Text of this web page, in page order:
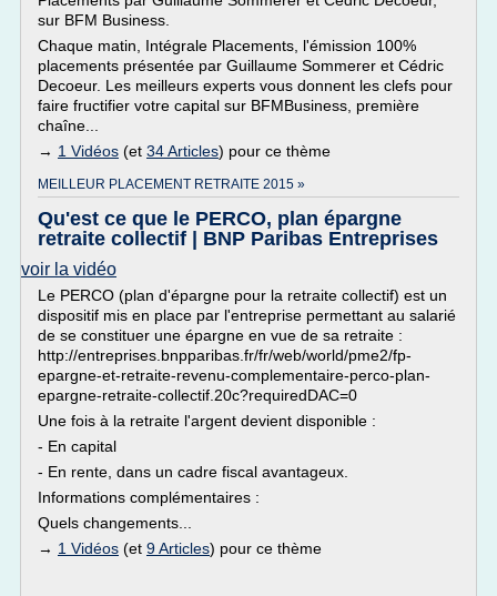
sur BFM Business.
Chaque matin, Intégrale Placements, l'émission 100%
placements présentée par Guillaume Sommerer et Cédric
Decoeur. Les meilleurs experts vous donnent les clefs pour
faire fructifier votre capital sur BFMBusiness, première
chaîne...
→ 1 Vidéos (et 34 Articles) pour ce thème
MEILLEUR PLACEMENT RETRAITE 2015 »
Qu'est ce que le PERCO, plan épargne
retraite collectif | BNP Paribas Entreprises
voir la vidéo
Le PERCO (plan d'épargne pour la retraite collectif) est un
dispositif mis en place par l'entreprise permettant au salarié
de se constituer une épargne en vue de sa retraite :
http://entreprises.bnpparibas.fr/fr/web/world/pme2/fp-
epargne-et-retraite-revenu-complementaire-perco-plan-
epargne-retraite-collectif.20c?requiredDAC=0
Une fois à la retraite l'argent devient disponible :
- En capital
- En rente, dans un cadre fiscal avantageux.
Informations complémentaires :
Quels changements...
→ 1 Vidéos (et 9 Articles) pour ce thème